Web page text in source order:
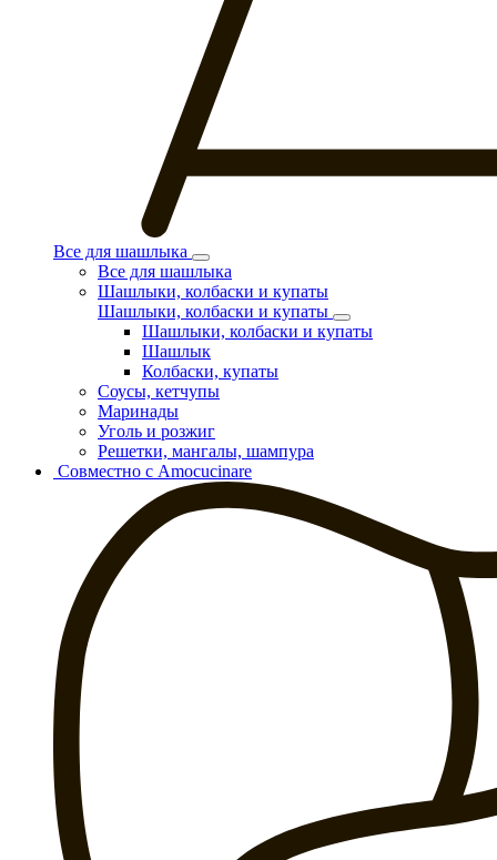
Все для шашлыка
Все для шашлыка
Шашлыки, колбаски и купаты
Шашлыки, колбаски и купаты
Шашлыки, колбаски и купаты
Шашлык
Колбаски, купаты
Соусы, кетчупы
Маринады
Уголь и розжиг
Решетки, мангалы, шампура
Совместно с Amocucinare